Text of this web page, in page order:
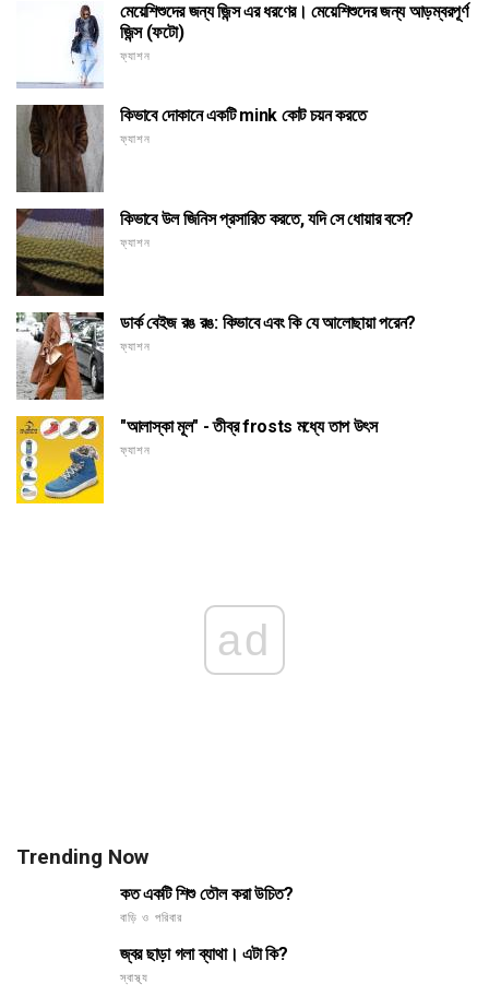
মেয়েশিশুদের জন্য জিন্স এর ধরণের। মেয়েশিশুদের জন্য আড়ম্বরপূর্ণ
জিন্স (ফটো)
ফ্যাশন
কিভাবে দোকানে একটি mink কোট চয়ন করতে
ফ্যাশন
কিভাবে উল জিনিস প্রসারিত করতে, যদি সে ধোয়ার বসে?
ফ্যাশন
ডার্ক বেইজ রঙ রঙ: কিভাবে এবং কি যে আলোছায়া পরেন?
ফ্যাশন
"আলাস্কা মূল" - তীব্র frosts মধ্যে তাপ উৎস
ফ্যাশন
ad
Trending Now
কত একটি শিশু তৌল করা উচিত?
বাড়ি ও পরিবার
জ্বর ছাড়া গলা ব্যাথা। এটা কি?
স্বাস্থ্য